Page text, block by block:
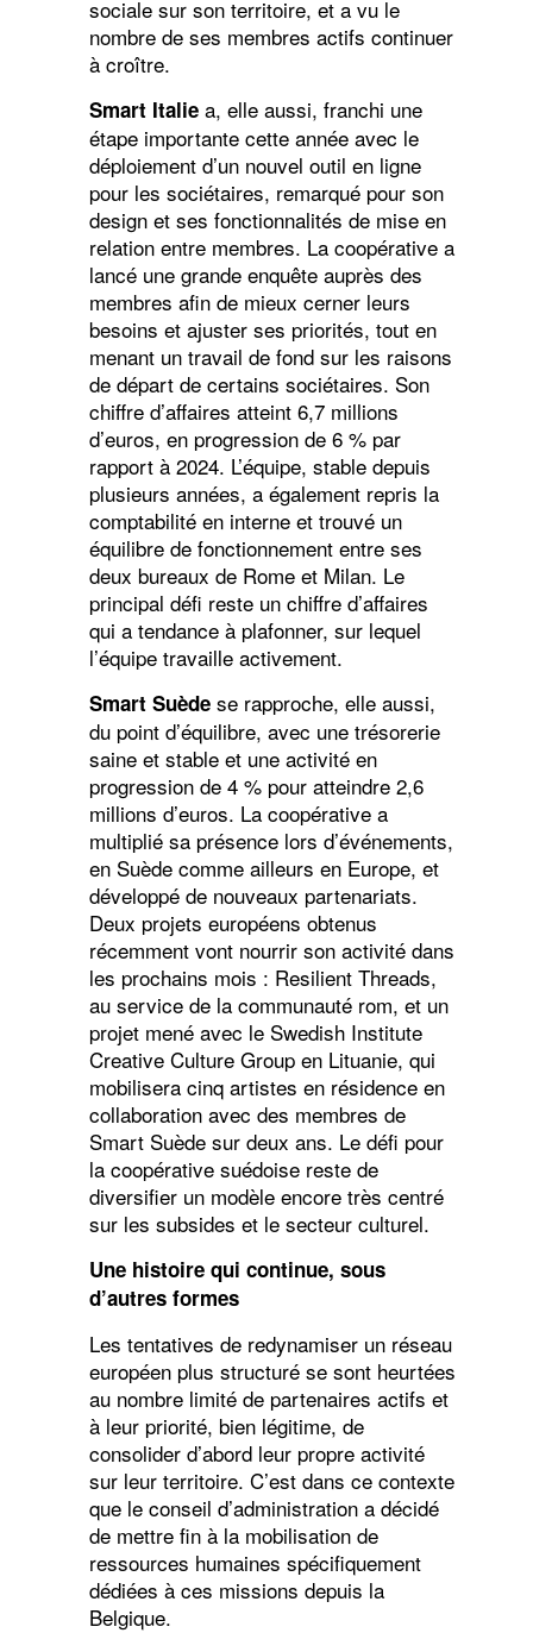
sociale sur son territoire, et a vu le
nombre de ses membres actifs continuer
à croître.
Smart Italiea, elle aussi, franchi une
étape importante cette année avec le
déploiement d’un nouvel outil en ligne
pour les sociétaires, remarqué pour son
design et ses fonctionnalités de mise en
relation entre membres. La coopérative a
lancé une grande enquête auprès des
membres afin de mieux cerner leurs
besoins et ajuster ses priorités, tout en
menant un travail de fond sur les raisons
de départ de certains sociétaires. Son
chiffre d’affaires atteint 6,7 millions
d’euros, en progression de 6 % par
rapport à 2024. L’équipe, stable depuis
plusieurs années, a également repris la
comptabilité en interne et trouvé un
équilibre de fonctionnement entre ses
deux bureaux de Rome et Milan. Le
principal défi reste un chiffre d’affaires
qui a tendance à plafonner, sur lequel
l’équipe travaille activement.
Smart Suèdese rapproche, elle aussi,
du point d’équilibre, avec une trésorerie
saine et stable et une activité en
progression de 4 % pour atteindre 2,6
millions d’euros. La coopérative a
multiplié sa présence lors d’événements,
en Suède comme ailleurs en Europe, et
développé de nouveaux partenariats.
Deux projets européens obtenus
récemment vont nourrir son activité dans
les prochains mois : Resilient Threads,
au service de la communauté rom, et un
projet mené avec le Swedish Institute
Creative Culture Group en Lituanie, qui
mobilisera cinq artistes en résidence en
collaboration avec des membres de
Smart Suède sur deux ans. Le défi pour
la coopérative suédoise reste de
diversifier un modèle encore très centré
sur les subsides et le secteur culturel.
Une histoire qui continue, sous
d’autres formes
Les tentatives de redynamiser un réseau
européen plus structuré se sont heurtées
au nombre limité de partenaires actifs et
à leur priorité, bien légitime, de
consolider d’abord leur propre activité
sur leur territoire. C’est dans ce contexte
que le conseil d’administration a décidé
de mettre fin à la mobilisation de
ressources humaines spécifiquement
dédiées à ces missions depuis la
Belgique.